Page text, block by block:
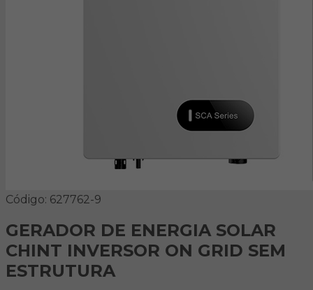
Código: 627762-9
GERADOR DE ENERGIA SOLAR
CHINT INVERSOR ON GRID SEM
ESTRUTURA